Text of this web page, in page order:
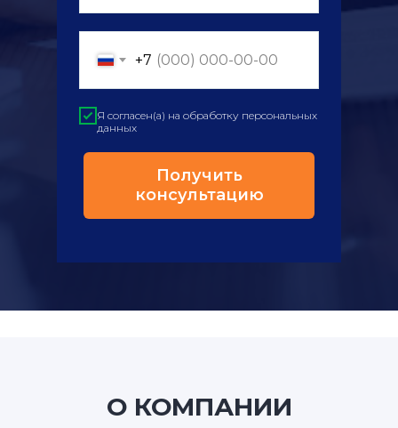
+7
Я согласен(а) на обработку персональных
данных
Получить
консультацию
О КОМПАНИИ